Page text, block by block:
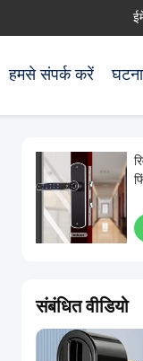
हमसे संपर्क करें
संबंधित वीडियो